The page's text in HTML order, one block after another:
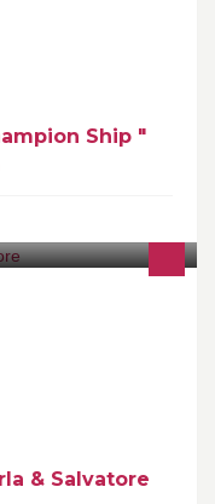
Ship "
& Salvatore